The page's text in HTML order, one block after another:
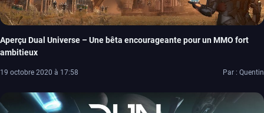
Aperçu Dual Universe – Une bêta encourageante pour un MMO fort
ambitieux
19 octobre 2020 à 17:58 Par : Quentin